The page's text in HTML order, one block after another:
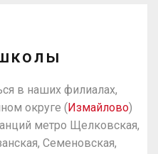
в наших филиалах,
округе (Измайлово)
метро Щелковская,
Семеновская,